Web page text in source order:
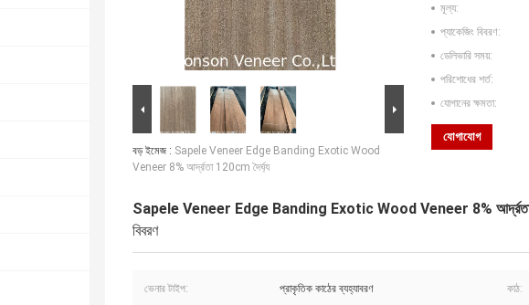
বড় ইমেজ : Sapele Veneer Edge Banding Exotic Wood
Veneer 8% আর্দ্রতা 120cm দৈর্ঘ্য
মূল্য:
প্যাকেজিং বিবরণ:
ডেলিভারি সময়:
পরিশোধের শর্ত:
যোগানের ক্ষমতা:
যোগাযোগ
Sapele Veneer Edge Banding Exotic Wood Veneer 8% আর্দ্রতা
বিবরণ
ভেনার টাইপ: প্রাকৃতিক কাঠের ব্যহ্যাবরণ কাঠ: